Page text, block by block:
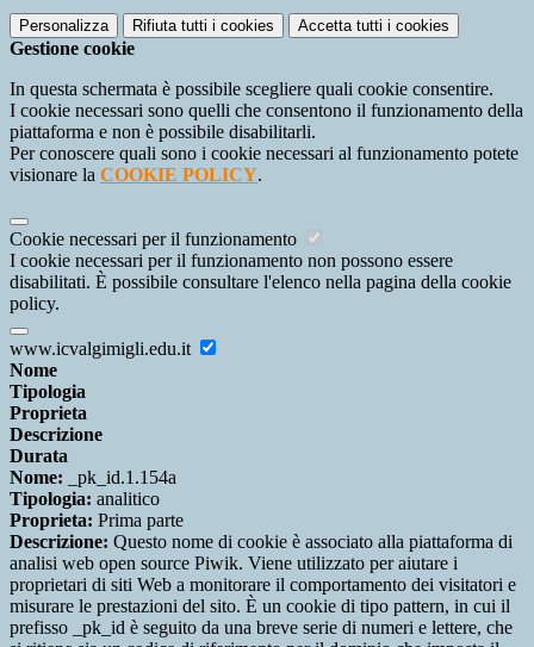
Personalizza Rifiuta tutti i cookies Accetta tutti i cookies
Gestione cookie
In questa schermata è possibile scegliere quali cookie consentire.
I cookie necessari sono quelli che consentono il funzionamento della
piattaforma e non è possibile disabilitarli.
Per conoscere quali sono i cookie necessari al funzionamento potete
visionare la COOKIE POLICY.
Cookie necessari per il funzionamento
I cookie necessari per il funzionamento non possono essere
disabilitati. È possibile consultare l'elenco nella pagina della cookie
policy.
www.icvalgimigli.edu.it
Nome
Tipologia
Proprieta
Descrizione
Durata
Nome: _pk_id.1.154a
Tipologia: analitico
Proprieta: Prima parte
Descrizione: Questo nome di cookie è associato alla piattaforma di
analisi web open source Piwik. Viene utilizzato per aiutare i
proprietari di siti Web a monitorare il comportamento dei visitatori e
misurare le prestazioni del sito. È un cookie di tipo pattern, in cui il
prefisso _pk_id è seguito da una breve serie di numeri e lettere, che